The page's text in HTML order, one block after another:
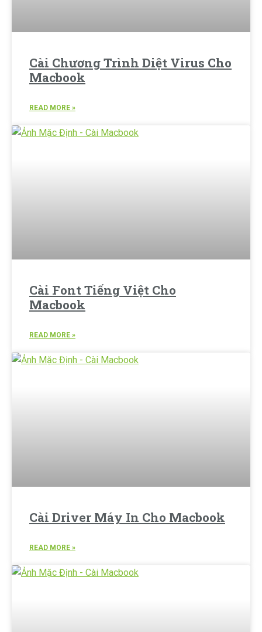
Cài Chương Trình Diệt Virus Cho
Macbook
READ MORE »
Cài Font Tiếng Việt Cho
Macbook
READ MORE »
Cài Driver Máy In Cho Macbook
READ MORE »